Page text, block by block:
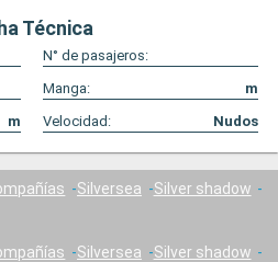
Técnica
N° de pasajeros:
Manga:
m
m Velocidad: Nudos
Silversea
Silver shadow
Silversea
Silver shadow